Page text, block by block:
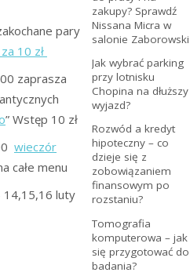
pary
10 zł
zaprasza
” Wstęp 10 zł
wieczór
całe menu
14,15,16 luty
zakupy? Sprawdź
Nissana Micra w
salonie Zaborowski
Jak wybrać parking
przy lotnisku
Chopina na dłuższy
wyjazd?
Rozwód a kredyt
hipoteczny – co
dzieje się z
zobowiązaniem
finansowym po
rozstaniu?
Tomografia
komputerowa – jak
się przygotować do
badania?